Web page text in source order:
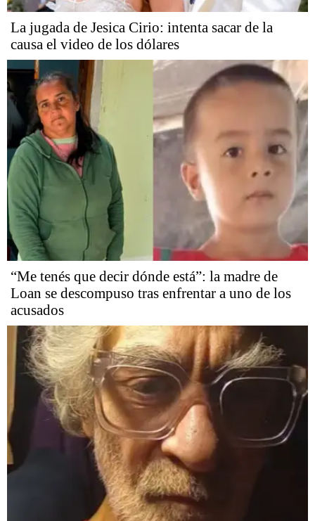
La jugada de Jesica Cirio: intenta sacar de la
causa el video de los dólares
“Me tenés que decir dónde está”: la madre de
Loan se descompuso tras enfrentar a uno de los
acusados